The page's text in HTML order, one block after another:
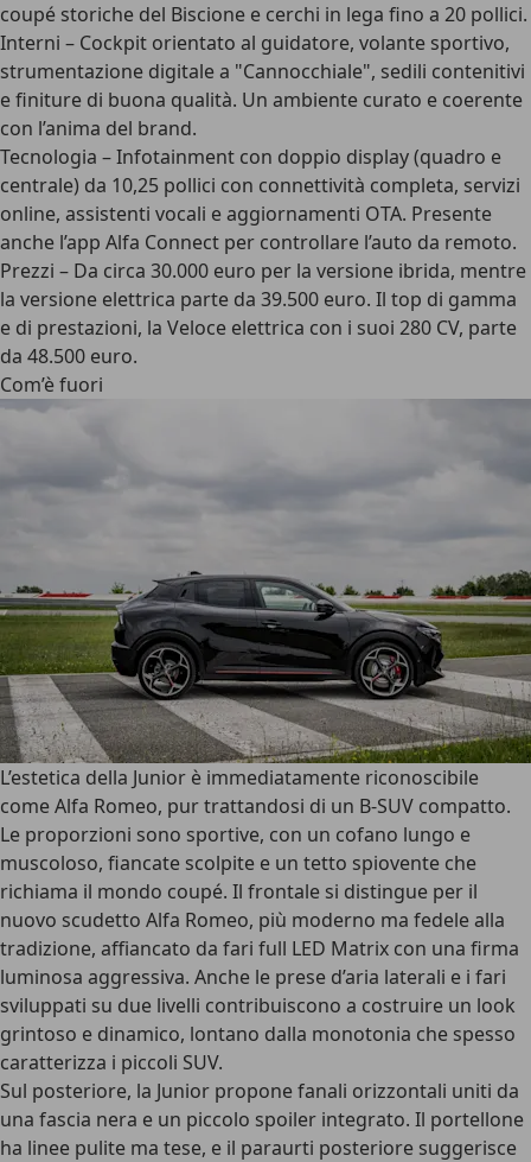
coupé storiche del Biscione e cerchi in lega fino a 20 pollici.
Interni – Cockpit orientato al guidatore, volante sportivo,
strumentazione digitale a "Cannocchiale", sedili contenitivi
e finiture di buona qualità. Un ambiente curato e coerente
con l’anima del brand.
Tecnologia – Infotainment con doppio display (quadro e
centrale) da 10,25 pollici con connettività completa, servizi
online, assistenti vocali e aggiornamenti OTA. Presente
anche l’app Alfa Connect per controllare l’auto da remoto.
Prezzi – Da circa 30.000 euro per la versione ibrida, mentre
la versione elettrica parte da 39.500 euro. Il top di gamma
e di prestazioni, la Veloce elettrica con i suoi 280 CV, parte
da 48.500 euro.
Com’è fuori
L’estetica della Junior è immediatamente riconoscibile
come Alfa Romeo, pur trattandosi di un B-SUV compatto.
Le proporzioni sono sportive, con un cofano lungo e
muscoloso, fiancate scolpite e un tetto spiovente che
richiama il mondo coupé. Il frontale si distingue per il
nuovo scudetto Alfa Romeo, più moderno ma fedele alla
tradizione, affiancato da fari full LED Matrix con una firma
luminosa aggressiva. Anche le prese d’aria laterali e i fari
sviluppati su due livelli contribuiscono a costruire un look
grintoso e dinamico, lontano dalla monotonia che spesso
caratterizza i piccoli SUV.
Sul posteriore, la Junior proponefanali orizzontali uniti da
una fascia nera e un piccolo spoiler integrato. Il portellone
ha linee pulite ma tese, e il paraurti posteriore suggerisce